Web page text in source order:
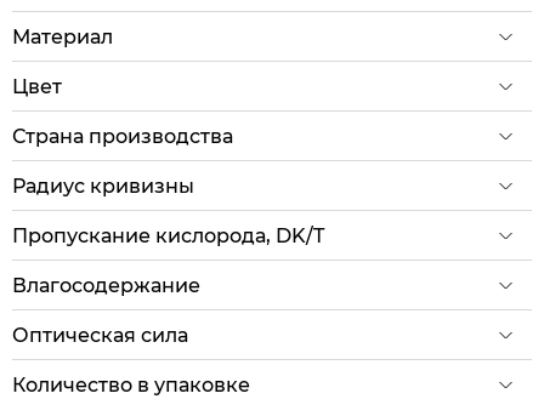
Материал
Цвет
Страна производства
Радиус кривизны
Пропускание кислорода, DK/T
Влагосодержание
Оптическая сила
Количество в упаковке